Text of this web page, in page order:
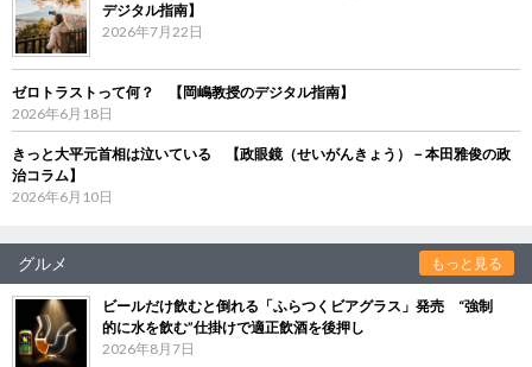
デジタル指南】
2026年7月22日
ゼロトラストって何？ 【岡嶋教授のデジタル指南】
2026年6月18日
きっと大平元首相は泣いている 【政眼鏡（せいがんきょう）－本田雅俊の政
治コラム】
2026年6月10日
グルメ もっと見る
ビールだけ飲むと倒れる「ふらつくビアグラス」発売 “強制
的に水を飲む”仕掛けで適正飲酒を後押し
2026年8月7日